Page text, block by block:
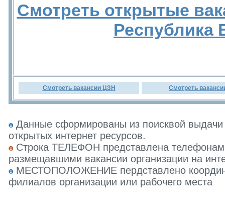
Смотреть открытые
Республика
Смотреть вакансии ЦЗН Смотреть
Данные сформированы из поисквой
открытых интернет ресурсов.
Строка ТЕЛЕФОН представлена
размещавшими вакансии организации на
МЕСТОПОЛОЖЕНИЕ пердставлено
филиалов организации или рабочего места